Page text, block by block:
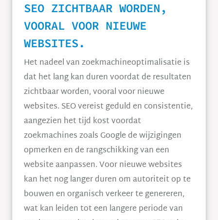
SEO ZICHTBAAR WORDEN,
VOORAL VOOR NIEUWE
WEBSITES.
Het nadeel van zoekmachineoptimalisatie is
dat het lang kan duren voordat de resultaten
zichtbaar worden, vooral voor nieuwe
websites. SEO vereist geduld en consistentie,
aangezien het tijd kost voordat
zoekmachines zoals Google de wijzigingen
opmerken en de rangschikking van een
website aanpassen. Voor nieuwe websites
kan het nog langer duren om autoriteit op te
bouwen en organisch verkeer te genereren,
wat kan leiden tot een langere periode van